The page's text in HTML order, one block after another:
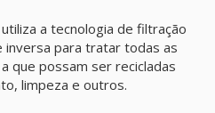
a tecnologia de filtração
inversa para tratar todas as
que possam ser recicladas
limpeza e outros.